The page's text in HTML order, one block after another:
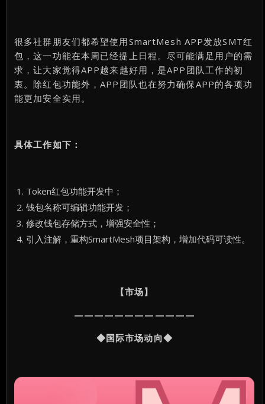
很多社群朋友们都希望使用SmartMesh APP发放SMT红
包，这一功能在本周已经提上日程。尽可能满足用户的需
求，让大家觉得APP越来越好用，是APP团队工作的初
衷。除红包功能外，APP团队也在努力确保APP的各项功
能更加安全实用。
具体工作如下：
Token红包功能开发中；
钱包名称可编辑功能开发；
修改钱包存储方式，增强安全性；
引入注解，重构SmartMesh项目架构，增加代码可读性。
【市场】
————————————
◆国际市场动向◆